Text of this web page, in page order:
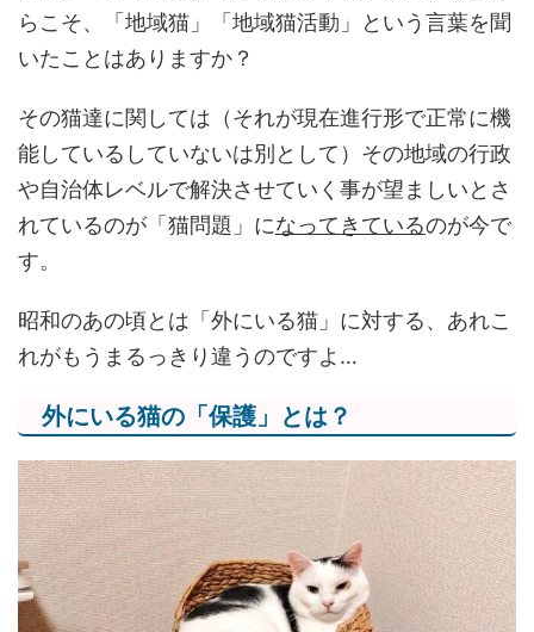
らこそ、「地域猫」「地域猫活動」という言葉を聞
いたことはありますか？
その猫達に関しては（それが現在進行形で正常に機
能しているしていないは別として）その地域の行政
や自治体レベルで解決させていく事が望ましいとさ
れているのが「猫問題」になってきているのが今で
す。
昭和のあの頃とは「外にいる猫」に対する、あれこ
れがもうまるっきり違うのですよ…
外にいる猫の「保護」とは？